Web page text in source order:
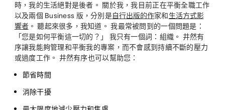
時，我的生活絕對是後者。 關於我，我目前正在平衡全職工作
以及兩個 Business 版，分別是自行出版的作家和生活方式影
響者。 聽起來很多，我知道。 我最常被問到的一個問題是：
「您是如何平衡這一切的？」 我只有一個詞：組織。 井然有
序讓我能夠管理和平衡我的專案，而不會感到持續不斷的壓力
或過度工作。 井然有序也可以幫助您：
節省時間
消除干擾